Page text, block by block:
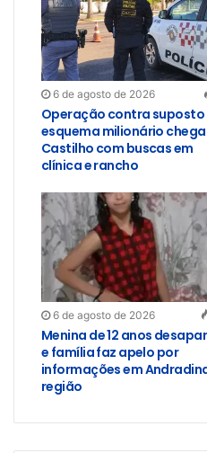
6 de agosto de 2026
Operação contra suposto
esquema milionário
Castilho com buscas em
clínica e rancho
6 de agosto de 2026
Menina de 12 anos
e família faz apelo por
informações em
região